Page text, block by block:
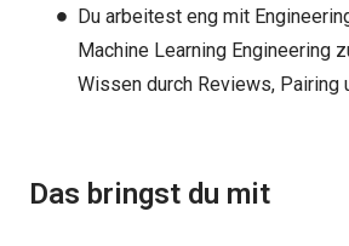
Du arbeitest eng mit
Machine Learning Engineering
Wissen durch Reviews, Pairing
Das bringst du mit